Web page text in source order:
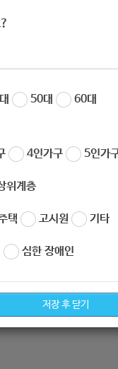
50대
60대
4인가구 5인가
위계층
택 고시원 기타
심한 장애인
저장 후 닫기